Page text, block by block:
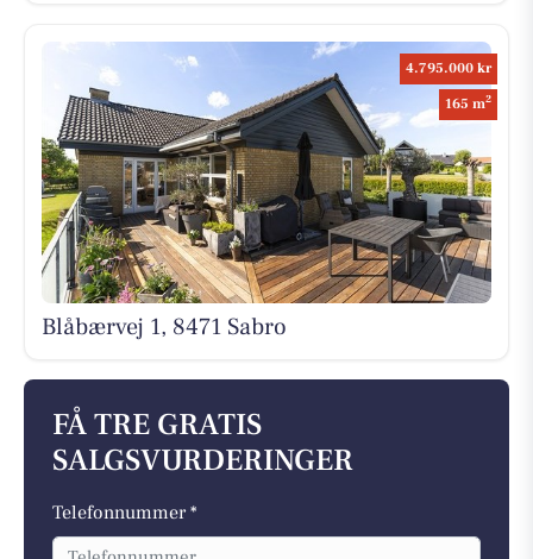
4.795.000 kr
165 m2
Blåbærvej 1, 8471 Sabro
FÅ TRE GRATIS
SALGSVURDERINGER
Telefonnummer *